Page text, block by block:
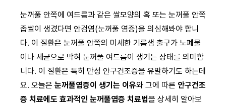
눈꺼풀 안쪽에 여드름과 같은 쌀모양의 혹 또는 눈꺼풀 안쪽
좁쌀이 생겼다면 안검염(눈꺼풀 염증)을 의심해봐야 합니
다. 이 질환은 눈꺼풀 안쪽의 미세한 기름샘 출구가 노폐물
이나 세균으로 막혀 눈꺼풀 여드름이 생기는 상태를 의미합
니다. 이 질환은 특히 만성 안구건조증을 유발하기도 하는데
요. 오늘은 눈꺼풀염증이 생기는 이유와 그에 따른 안구건조
증 치료에도 효과적인 눈꺼풀염증 치료법을 상세히 알아보